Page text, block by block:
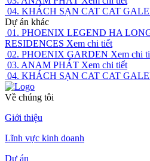
04. KHÁCH SẠN CAT CAT
Dự án khác
01. PHOENIX LEGEND HA
RESIDENCES Xem chi tiết
02. PHOENIX GARDEN Xem chi
03. ANAM PHÁT Xem chi tiết
04. KHÁCH SẠN CAT CAT
Về chúng tôi
Giới thiệu
Lĩnh vực kinh doanh
Dự án